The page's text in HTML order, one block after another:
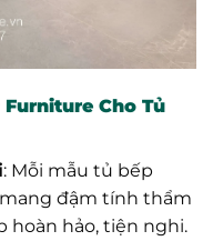
Furniture Cho Tủ
: Mỗi mẫu tủ bếp
đậm tính thẩm
hoàn hảo, tiện nghi.